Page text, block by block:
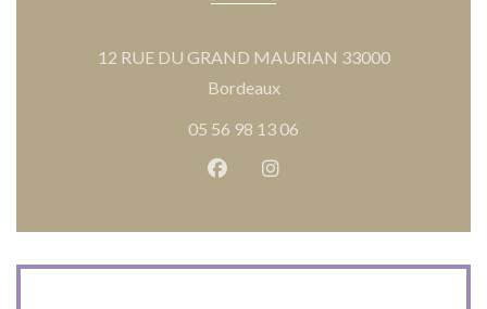
12 RUE DU GRAND MAURIAN 33000
Bordeaux((ouvre une nouvelle
05 56 98 13 06
Facebook ((ouvre une
Instagram ((ouvre une